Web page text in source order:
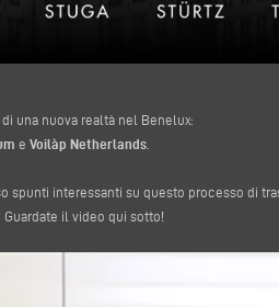
di una nuova realtà nel Benelux:
e Voilàp Netherlands
spunti interessanti su questo processo di
Guardate il video qui sotto!